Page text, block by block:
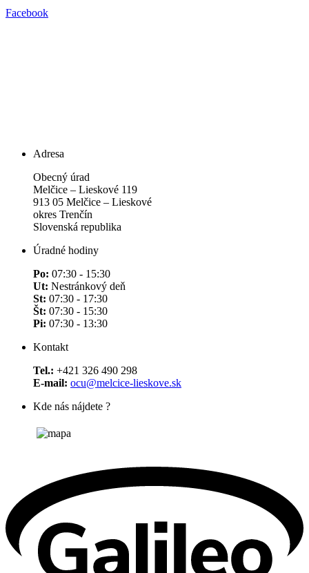
Facebook
Adresa
Obecný úrad
Melčice – Lieskové 119
913 05 Melčice – Lieskové
okres Trenčín
Slovenská republika
Úradné hodiny
Po: 07:30 - 15:30
Ut: Nestránkový deň
St: 07:30 - 17:30
Št: 07:30 - 15:30
Pi: 07:30 - 13:30
Kontakt
Tel.: +421 326 490 298
E-mail: ocu@melcice-lieskove.sk
Kde nás nájdete ?